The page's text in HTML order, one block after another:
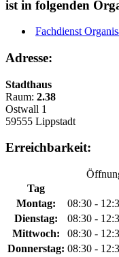
ist in folgenden
Fachdienst
Adresse:
Stadthaus
Raum: 2.38
Ostwall 1
59555 Lippstadt
Erreichbarkeit:
Tag
Montag:
08:30 -
Dienstag:
08:30 -
Mittwoch:
08:30 -
Donnerstag: 08:30 -